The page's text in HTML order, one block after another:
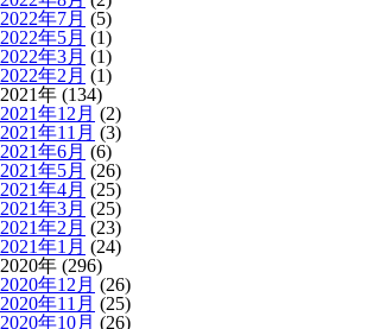
2022年7月 (5)
2022年5月 (1)
2022年3月 (1)
2022年2月 (1)
2021年 (134)
2021年12月 (2)
2021年11月 (3)
2021年6月 (6)
2021年5月 (26)
2021年4月 (25)
2021年3月 (25)
2021年2月 (23)
2021年1月 (24)
2020年 (296)
2020年12月 (26)
2020年11月 (25)
2020年10月 (26)